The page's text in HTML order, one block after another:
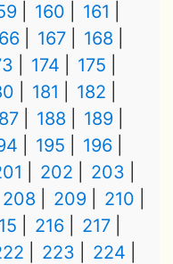
160
161
167
168
174
175
181
182
188
189
195
196
202
203
208 209
210
216
217
223
224